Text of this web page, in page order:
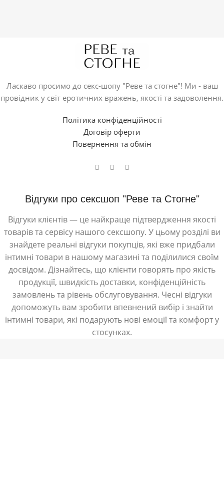
Ласкаво просимо до секс-шопу "Реве та стогне"! Ми - ваш
провідник у світ еротичних вражень, якості та задоволення.
Політика конфіденційності
Договір оферти
Повернення та обмін
Відгуки про сексшоп "Реве та Стогне"
Відгуки клієнтів — це найкраще підтвердження якості
товарів та сервісу нашого сексшопу. У цьому розділі ви
знайдете реальні відгуки покупців, які вже придбали
інтимні товари в нашому магазині та поділилися своїм
досвідом. Дізнайтесь, що клієнти говорять про якість
продукції, швидкість доставки, конфіденційність
замовлень та рівень обслуговування. Чесні відгуки
допоможуть вам зробити впевнений вибір і знайти
інтимні товари, які подарують нові емоції та комфорт у
стосунках.